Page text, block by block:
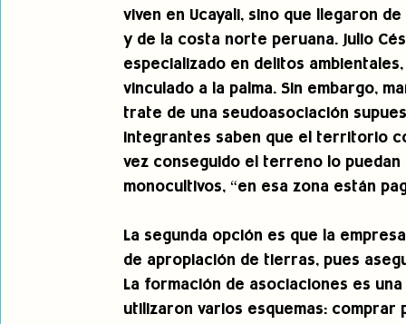
viven en Ucayali, sino que llegaron
y de la costa norte peruana. Julio
especializado en delitos
vinculado a la palma. Sin embargo,
trate de una seudoasociación
integrantes saben que el territorio
vez conseguido el terreno lo
monocultivos, “en esa zona están
La segunda opción es que la
de apropiación de tierras, pues
La formación de asociaciones es
utilizaron varios esquemas: